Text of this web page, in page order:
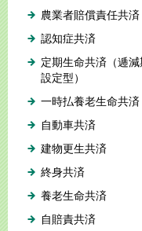
農業者賠償責任共済
認知症共済
定期生命共済（逓減
設定型）
一時払養老生命共済
自動車共済
建物更生共済
終身共済
養老生命共済
自賠責共済